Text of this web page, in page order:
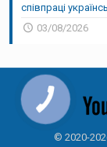
співпраці
03/08/2026
© 2020-